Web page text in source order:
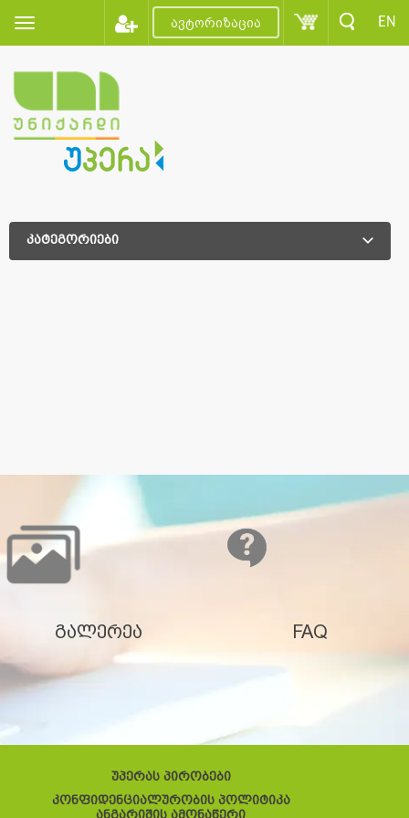
ავტორიზაცია EN
კატეგორიები
გალერეა FAQ
უპერას პირობები
კონფიდენციალურობის პოლიტიკა
ანგარიშის ამონაწერი